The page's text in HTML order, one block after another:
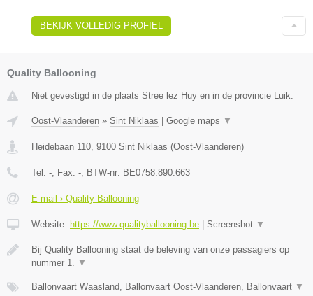
BEKIJK VOLLEDIG PROFIEL
Quality Ballooning
Niet gevestigd in de plaats Stree lez Huy en in de provincie Luik.
Oost-Vlaanderen » Sint Niklaas | Google maps ▼
Heidebaan 110 9100 Sint Niklaas (Oost-Vlaanderen)
Tel: - , Fax: - , BTW-nr: BE0758.890.663
E-mail › Quality Ballooning
Website: https://www.qualityballooning.be | Screenshot ▼
Bij Quality Ballooning staat de beleving van onze passagiers op
nummer 1.
▼
Ballonvaart Waasland, Ballonvaart Oost-Vlaanderen, Ballonvaart ▼